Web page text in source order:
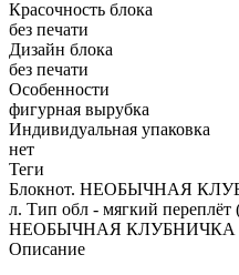
Красочность блока
без печати
Дизайн блока
без печати
Особенности
фигурная вырубка
Индивидуальная упаковка
нет
Теги
Блокнот. НЕОБЫЧНАЯ
л. Тип обл - мягкий переплёт
НЕОБЫЧНАЯ КЛУБНИЧКА
Описание